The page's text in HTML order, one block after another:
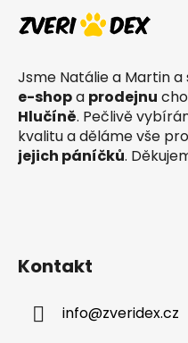
Jsme Natálie a Martin
e-shopa prodejnu
Hlučíně. Pečlivě
kvalitu a děláme vše pro
jejich páníčků.
Kontakt
info@zveridex.cz